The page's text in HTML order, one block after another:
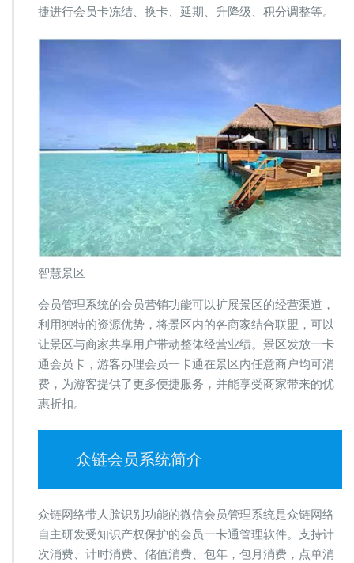
捷进行会员卡冻结、换卡、延期、升降级、积分调整等。
智慧景区
会员管理系统的会员营销功能可以扩展景区的经营渠道，
利用独特的资源优势，将景区内的各商家结合联盟，可以
让景区与商家共享用户带动整体经营业绩。景区发放一卡
通会员卡，游客办理会员一卡通在景区内任意商户均可消
费，为游客提供了更多便捷服务，并能享受商家带来的优
惠折扣。
众链会员系统简介
众链网络带人脸识别功能的微信会员管理系统是众链网络
自主研发受知识产权保护的会员一卡通管理软件。支持计
次消费、计时消费、储值消费、包年，包月消费，点单消